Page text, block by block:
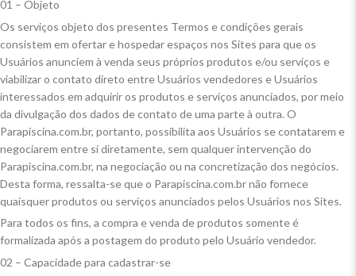
01 – Objeto
Os serviços objeto dos presentes Termos e condições gerais
consistem em ofertar e hospedar espaços nos Sites para que os
Usuários anunciem à venda seus próprios produtos e/ou serviços e
viabilizar o contato direto entre Usuários vendedores e Usuários
interessados em adquirir os produtos e serviços anunciados, por meio
da divulgação dos dados de contato de uma parte à outra. O
Parapiscina.com.br, portanto, possibilita aos Usuários se contatarem e
negociarem entre si diretamente, sem qualquer intervenção do
Parapiscina.com.br, na negociação ou na concretização dos negócios.
Desta forma, ressalta-se que o Parapiscina.com.br não fornece
quaisquer produtos ou serviços anunciados pelos Usuários nos Sites.
Para todos os fins, a compra e venda de produtos somente é
formalizada após a postagem do produto pelo Usuário vendedor.
02 – Capacidade para cadastrar-se